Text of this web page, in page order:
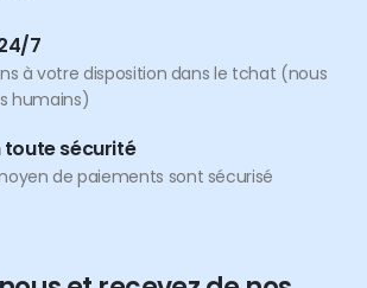
7
à votre disposition dans le tchat (nous
humains)
toute sécurité
de paiements sont sécurisé